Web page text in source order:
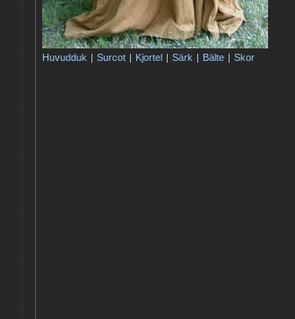
Huvudduk | Surcot | Kjortel | Särk | Bälte | Skor